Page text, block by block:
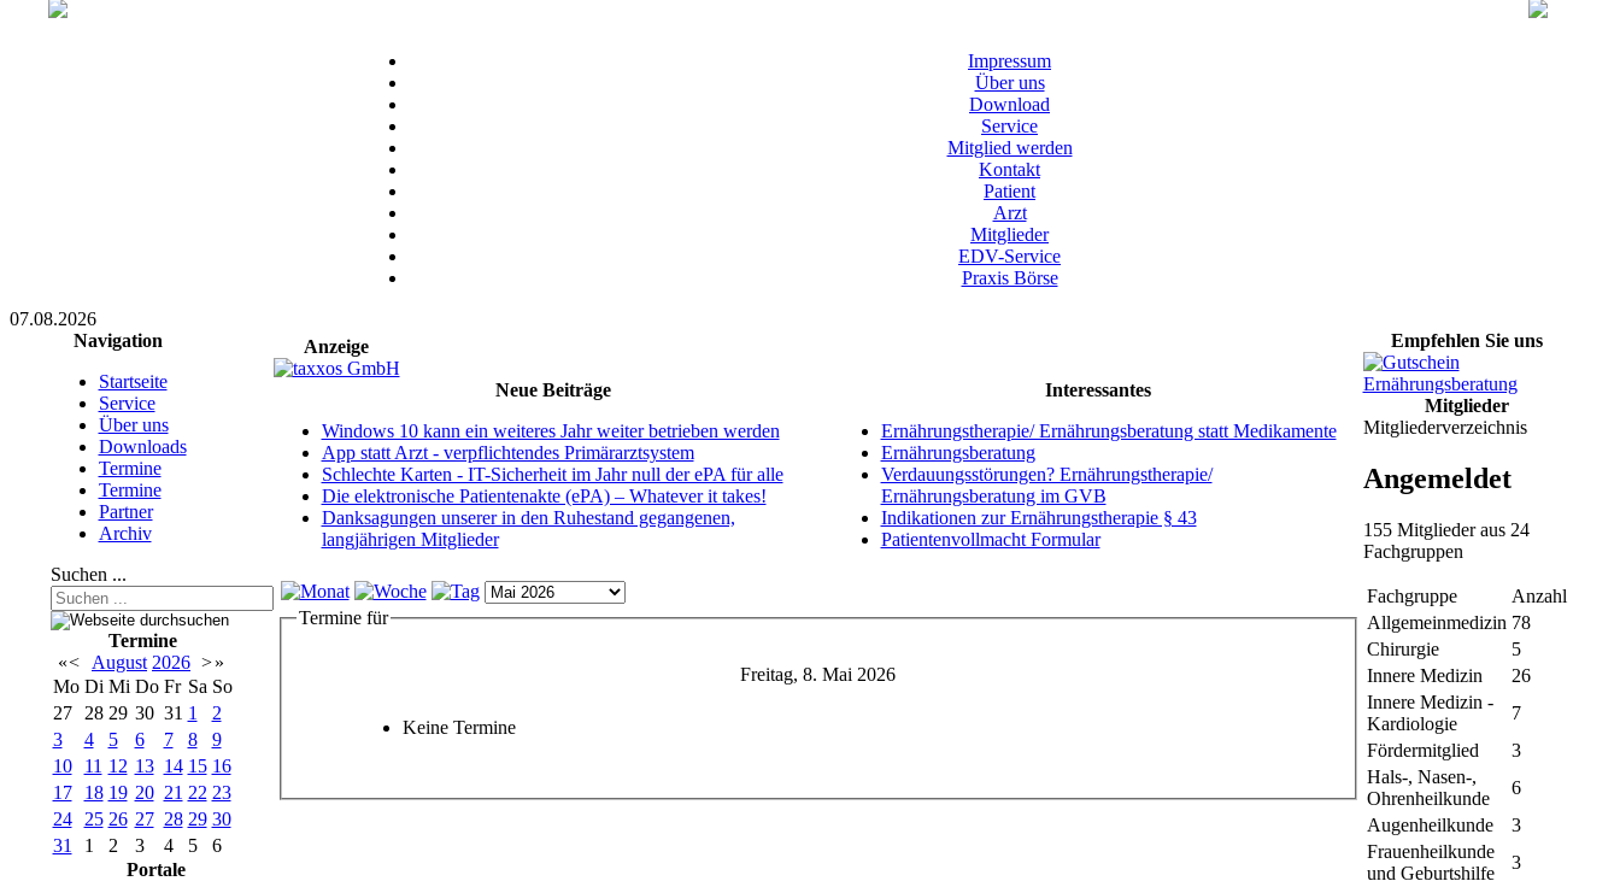
Impressum
Über uns
Download
Service
Mitglied werden
Kontakt
Patient
Arzt
Mitglieder
EDV-Service
Praxis Börse
07.08.2026
Navigation
Startseite
Service
Über uns
Downloads
Termine
Termine
Partner
Archiv
Suchen ...
Termine
«< August 2026 >»
Mo Di Mi Do Fr Sa So
27
28 29 30 31 1
2
3
4 5 6 7 8
9
10
11 12 13 14 15 16
17
18 19 20 21 22 23
24
25 26 27 28 29 30
31
1 2 3 4 5
6
Portale
Anzeige
Neue Beiträge
Windows 10 kann ein weiteres Jahr weiter betrieben werden
App statt Arzt - verpflichtendes Primärarztsystem
Schlechte Karten - IT-Sicherheit im Jahr null der ePA für alle
Die elektronische Patientenakte (ePA) – Whatever it takes!
Danksagungen unserer in den Ruhestand gegangenen,
langjährigen Mitglieder
Interessantes
Ernährungstherapie/ Ernährungsberatung statt Medikamente
Ernährungsberatung
Verdauungsstörungen? Ernährungstherapie/
Ernährungsberatung im GVB
Indikationen zur Ernährungstherapie § 43
Patientenvollmacht Formular
Termine für
Freitag, 8. Mai 2026
Keine Termine
Empfehlen Sie uns
Mitglieder
Mitgliederverzeichnis
Angemeldet
155 Mitglieder aus 24
Fachgruppen
Fachgruppe
Anzahl
Allgemeinmedizin 78
Chirurgie
5
Innere Medizin
26
Innere Medizin -
Kardiologie
7
Fördermitglied
3
Hals-, Nasen-,
Ohrenheilkunde
6
Augenheilkunde
3
Frauenheilkunde
und Geburtshilfe
3